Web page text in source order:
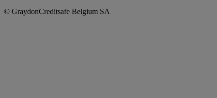
© GraydonCreditsafe Belgium SA